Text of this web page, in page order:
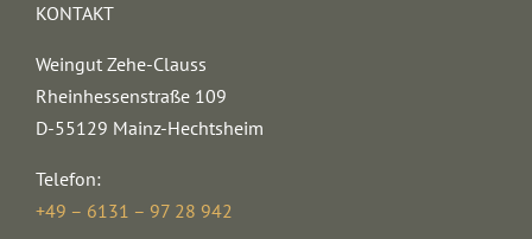
KONTAKT
Weingut Zehe-Clauss
Rheinhessenstraße 109
D-55129 Mainz-Hechtsheim
Telefon:
+49 – 6131 – 97 28 942